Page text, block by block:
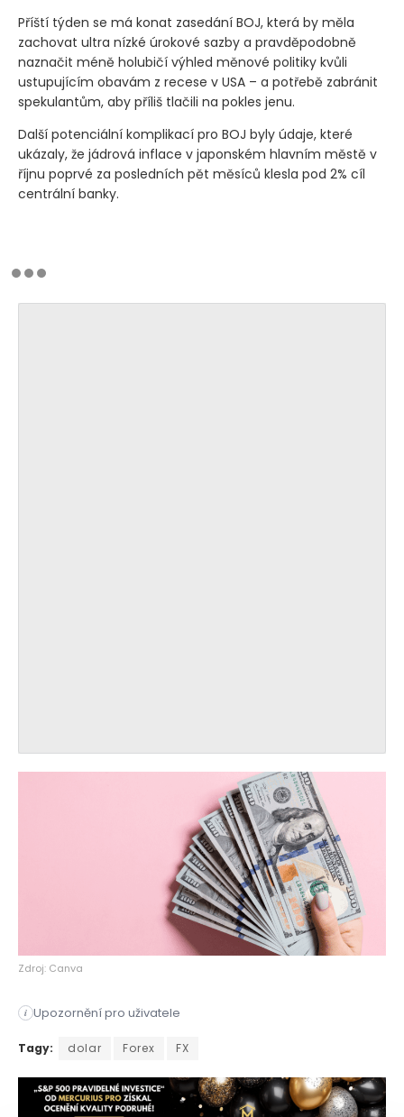
Příští týden se má konat zasedání BOJ, která by měla
zachovat ultra nízké úrokové sazby a pravděpodobně
naznačit méně holubičí výhled měnové politiky kvůli
ustupujícím obavám z recese v USA – a potřebě zabránit
spekulantům, aby příliš tlačili na pokles jenu.
Další potenciální komplikací pro BOJ byly údaje, které
ukázaly, že jádrová inflace v japonském hlavním městě v
říjnu poprvé za posledních pět měsíců klesla pod 2% cíl
centrální banky.
Zdroj: Canva
i Upozornění pro uživatele
Dolar klesl již druhou seanci v řadě, protože nedávný
Tagy: dolar Forex FX